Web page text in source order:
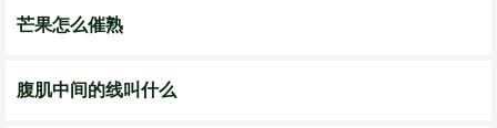
芒果怎么催熟
腹肌中间的线叫什么